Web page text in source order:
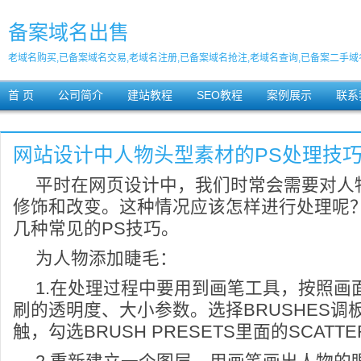
备案域名出售
老域名购买,已备案域名交易,老域名注册,已备案域名抢注,老域名查询,已备案二手
首 页 公司简介 建站教程 SEO教程 案例展示 联系
网站设计中人物头型素材的PS处理技
平时在网页设计中，我们时常会需要对
修饰和改变。这种情况应该怎样进行处理呢
几种常见的PS技巧。
为人物添加睫毛：
1.在处理过程中要用到画笔工具，按照画
刷的透明度、大小参数。选择BRUSHES调
触，勾选BRUSH PRESETS里面的